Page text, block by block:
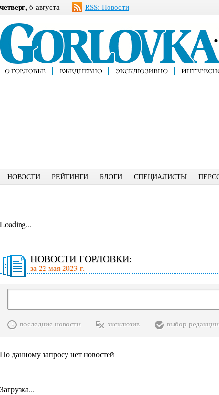
четверг, 6 августа RSS: Новости
НОВОСТИ РЕЙТИНГИ БЛОГИ СПЕЦИАЛИСТЫ
Loading...
НОВОСТИ ГОРЛОВКИ:
за 22 мая 2023 г.
последние новости эксклюзив выбор редакции
По данному запросу нет новостей
Загрузка...